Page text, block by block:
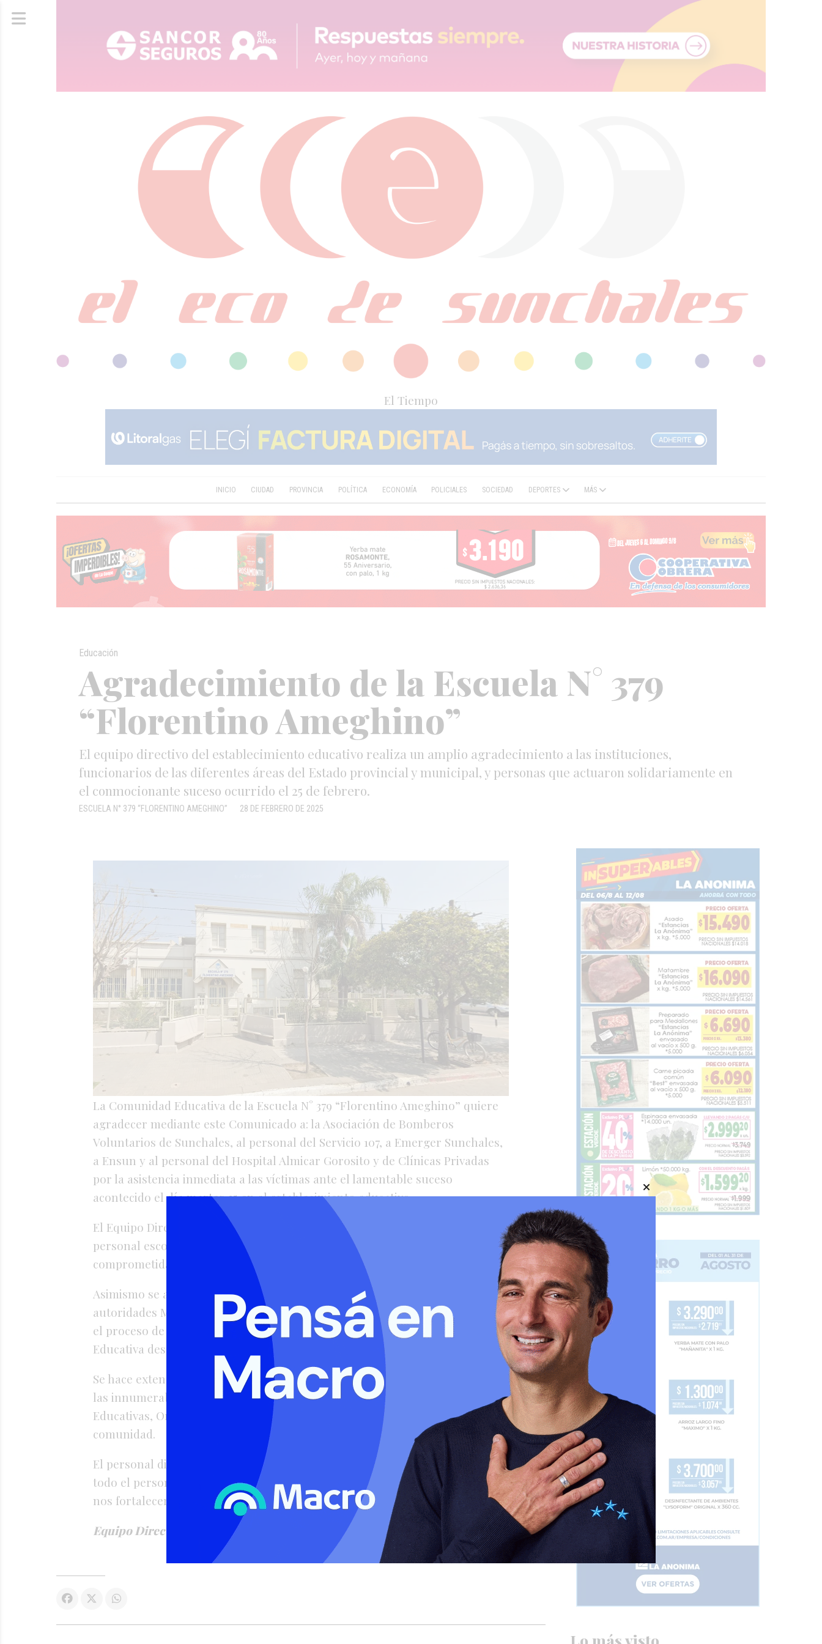
El Tiempo
INICIO CIUDAD PROVINCIA POLÍTICA ECONOMÍA POLICIALES SOCIEDAD DEPORTES MÁS
Agradecimiento de la Escuela N° 379
“Florentino Ameghino”
El equipo directivo del establecimiento educativo realiza un amplio agradecimiento a las instituciones,
funcionarios de las diferentes áreas del Estado provincial y municipal, y personas que actuaron solidariamente en
el conmocionante suceso ocurrido el 25 de febrero.
Educación
28 DE FEBRERO DE 2025
ESCUELA N° 379 “FLORENTINO AMEGHINO”
La Comunidad Educativa de la Escuela N° 379 “Florentino Ameghino” quiere
agradecer mediante este Comunicado a: la Asociación de Bomberos
Voluntarios de Sunchales, al personal del Servicio 107, a Emerger Sunchales,
a Ensun y al personal del Hospital Almicar Gorosito y de Clínicas Privadas
por la asistencia inmediata a las víctimas ante el lamentable suceso
acontecido el día martes 25 en el establecimiento educativo.
El Equipo Directivo valora y agradece el rápido accionar de las familias, del
personal escolar y del Taller Manual Nº 12, quienes actuaron de manera
comprometida y solidaria en los primeros momentos del acontecimiento.
Asimismo se agradece a la Supervisora Seccional, Delegada Regional, a las
autoridades Ministeriales y Municipales por estar presentes y acompañar en
el proceso de toma de decisiones y contención a toda la Comunidad
Educativa desde el día del hecho.
Se hace extensivo el agradecimiento a toda la ciudadanía de Sunchales por
las innumerables muestras de apoyo y afecto recibidas de: Instituciones
Educativas, Organizaciones intermedias, empresas, personas de la
comunidad.
El personal directivo abraza afectuosamente a los alumnos, a sus familias y a
todo el personal escolar con la seguridad de que el doloroso momento vivido
nos fortalecerá para construyendo unidad y comunidad.
Equipo Directivo Escuela N° 379
Lo más visto